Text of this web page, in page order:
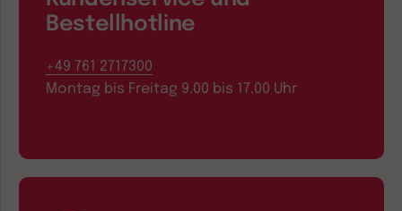
Bestellhotline
+49 761 2717300
Montag bis Freitag 9.00 bis 17.00 Uhr